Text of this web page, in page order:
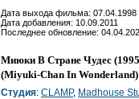
Дата выхода фильма: 07.04.1998
Дата добавления: 10.09.2011
Последнее обновление:
Миюки В Стране Чудес
(Miyuki-Chan In Wonderland)
Студия: CLAMP, Madhouse